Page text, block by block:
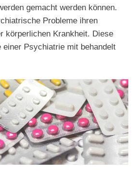
gemacht werden können.
Probleme ihren
körperlichen Krankheit. Diese
einer Psychiatrie mit behandelt